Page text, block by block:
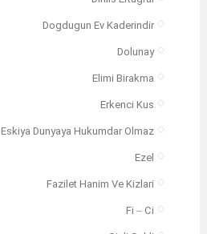
Dogdugun Ev Kaderindir
Dolunay
Elimi Birakma
Erkenci Kus
Eskiya Dunyaya Hukumdar Olmaz
Ezel
Fazilet Hanim Ve Kizlari
Fi – Ci